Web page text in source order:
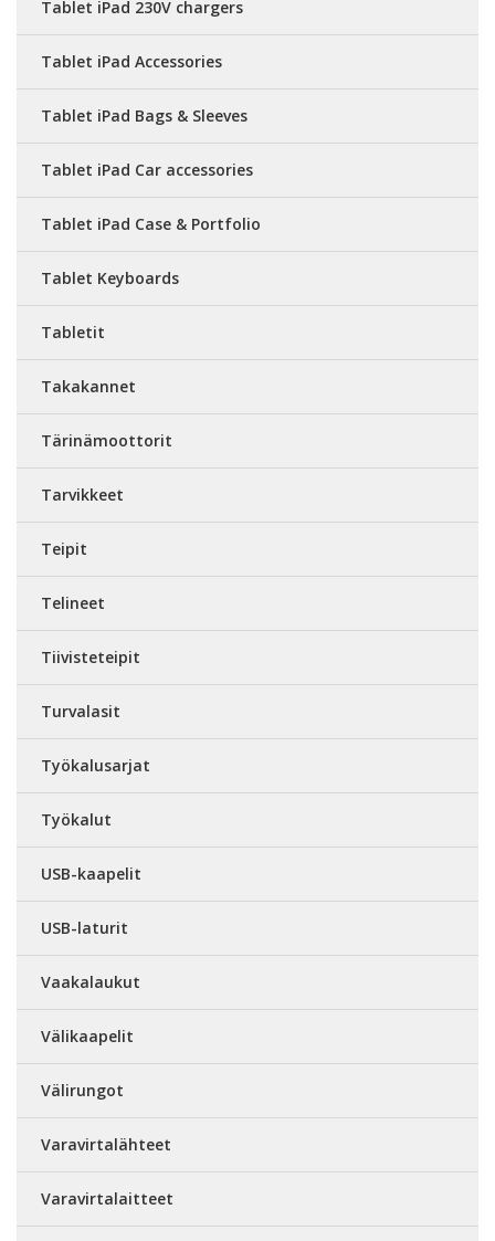
Tablet iPad 230V chargers
Tablet iPad Accessories
Tablet iPad Bags & Sleeves
Tablet iPad Car accessories
Tablet iPad Case & Portfolio
Tablet Keyboards
Tabletit
Takakannet
Tärinämoottorit
Tarvikkeet
Teipit
Telineet
Tiivisteteipit
Turvalasit
Työkalusarjat
Työkalut
USB-kaapelit
USB-laturit
Vaakalaukut
Välikaapelit
Välirungot
Varavirtalähteet
Varavirtalaitteet